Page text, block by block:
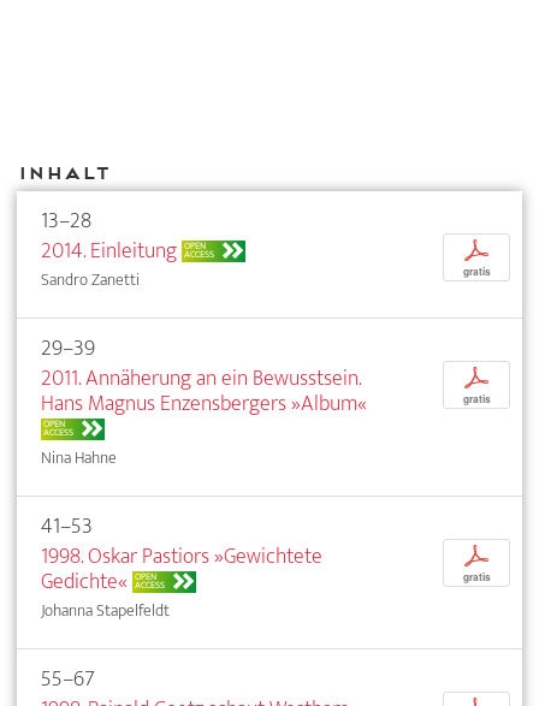
Inhalt
13–28
2014. Einleitung OPEN
ACCESS
Sandro Zanetti
p
gratis
29–39
2011. Annäherung an ein Bewusstsein.
Hans Magnus Enzensbergers »Album«
OPEN
ACCESS
Nina Hahne
p
gratis
41–53
1998. Oskar Pastiors »Gewichtete
Gedichte« OPEN
ACCESS
Johanna Stapelfeldt
p
gratis
55–67